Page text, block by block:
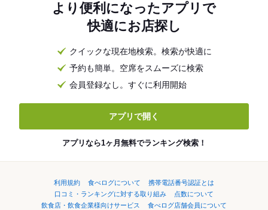
より便利になったアプリで
快適にお店探し
クイックな現在地検索。検索が快適に
予約も簡単。空席をスムーズに検索
会員登録なし。すぐに利用開始
アプリで開く
アプリなら1ヶ月無料でランキング検索！
利用規約 食べログについて
携帯電話番号認証とは
口コミ・ランキングに対する取り組み
点数について
飲食店・飲食企業様向けサービス
食べログ店舗会員について